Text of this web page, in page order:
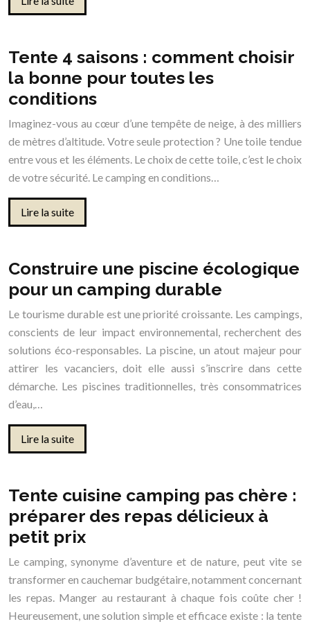
Tente 4 saisons : comment choisir
la bonne pour toutes les
conditions
Imaginez-vous au cœur d’une tempête de neige, à des milliers
de mètres d’altitude. Votre seule protection ? Une toile tendue
entre vous et les éléments. Le choix de cette toile, c’est le choix
de votre sécurité. Le camping en conditions…
Lire la suite
Construire une piscine écologique
pour un camping durable
Le tourisme durable est une priorité croissante. Les campings,
conscients de leur impact environnemental, recherchent des
solutions éco-responsables. La piscine, un atout majeur pour
attirer les vacanciers, doit elle aussi s’inscrire dans cette
démarche. Les piscines traditionnelles, très consommatrices
d’eau,…
Lire la suite
Tente cuisine camping pas chère :
préparer des repas délicieux à
petit prix
Le camping, synonyme d’aventure et de nature, peut vite se
transformer en cauchemar budgétaire, notamment concernant
les repas. Manger au restaurant à chaque fois coûte cher !
Heureusement, une solution simple et efficace existe : la tente